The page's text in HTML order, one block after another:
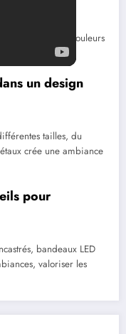
gris et beige,
lilas) ou des couleurs
affirmé.
un design
tailles, du
crée une ambiance
pour
bandeaux LED
valoriser les